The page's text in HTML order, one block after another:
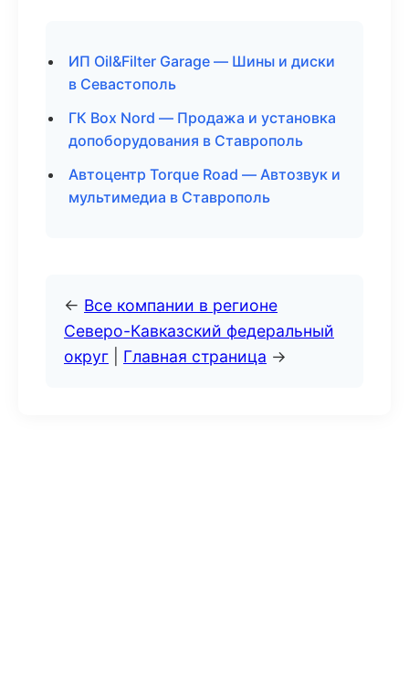
ИП Oil&Filter Garage — Шины и диски
в Севастополь
ГК Box Nord — Продажа и установка
допоборудования в Ставрополь
Автоцентр Torque Road — Автозвук и
мультимедиа в Ставрополь
← Все компании в регионе
Северо-Кавказский федеральный
округ
Главная страница →